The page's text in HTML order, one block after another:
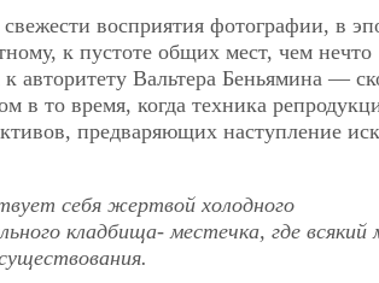
восприятия фотографии, в
к пустоте общих мест, чем нечто
Вальтера Беньямина —
в то время, когда техника
предваряющих наступление
себя жертвой холодного
кладбища- местечка, где